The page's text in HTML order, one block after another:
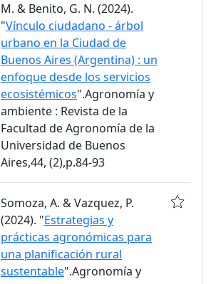
M. & Benito, G. N. (2024).
"Vínculo ciudadano - árbol
urbano en la Ciudad de
Buenos Aires (Argentina) : un
enfoque desde los servicios
ecosistémicos".Agronomía y
ambiente : Revista de la
Facultad de Agronomía de la
Universidad de Buenos
Aires,44, (2),p.84-93
Somoza, A. & Vazquez, P.
(2024). "Estrategias y
prácticas agronómicas para
una planificación rural
sustentable".Agronomía y